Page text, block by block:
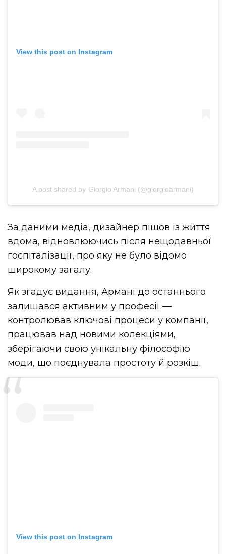
View this post on Instagram
A post shared by Giorgio Armani (@giorgioarmani)
За даними медіа, дизайнер пішов із життя
вдома, відновлюючись після нещодавньої
госпіталізації, про яку не було відомо
широкому загалу.
Як згадує видання, Армані до останнього
залишався активним у професії —
контролював ключові процеси у компанії,
працював над новими колекціями,
зберігаючи свою унікальну філософію
моди, що поєднувала простоту й розкіш.
View this post on Instagram